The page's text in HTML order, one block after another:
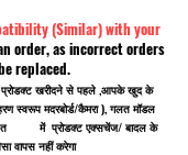
(Similar) with your
order, as incorrect orders
replaced.
प्रोडक्ट खरीदने से पहले ,आपके खुद के
स्वरूप मदरबोर्ड/कैमरा ), गलत मॉडल
में प्रोडक्ट एक्सचेंज/ बादल के
वापस नहीं करेगा